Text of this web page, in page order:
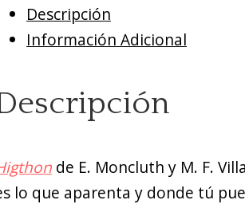
Descripción
Información Adicional
de E. Moncluth y M. F.
lo que aparenta y donde tú